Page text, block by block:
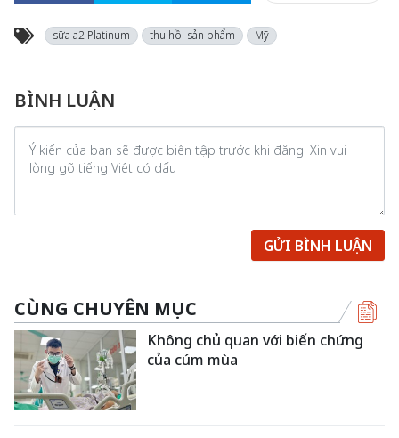
sữa a2 Platinum thu hồi sản phẩm Mỹ
BÌNH LUẬN
GỬI BÌNH LUẬN
CÙNG CHUYÊN MỤC
Không chủ quan với biến chứng
của cúm mùa